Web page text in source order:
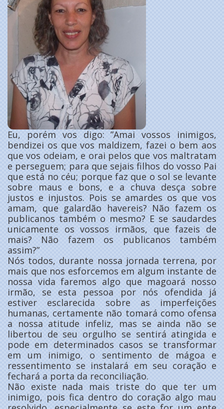
Eu, porém vos digo: ”Amai vossos inimigos,
bendizei os que vos maldizem, fazei o bem aos
que vos odeiam, e orai pelos que vos maltratam
e perseguem; para que sejais filhos do vosso Pai
que está no céu; porque faz que o sol se levante
sobre maus e bons, e a chuva desça sobre
justos e injustos. Pois se amardes os que vos
amam, que galardão havereis? Não fazem os
publicanos também o mesmo? E se saudardes
unicamente os vossos irmãos, que fazeis de
mais? Não fazem os publicanos também
assim?”
Nós todos, durante nossa jornada terrena, por
mais que nos esforcemos em algum instante de
nossa vida faremos algo que magoará nosso
irmão, se esta pessoa por nós ofendida já
estiver esclarecida sobre as imperfeições
humanas, certamente não tomará como ofensa
a nossa atitude infeliz, mas se ainda não se
libertou de seu orgulho se sentirá atingida e
pode em determinados casos se transformar
em um inimigo, o sentimento de mágoa e
ressentimento se instalará em seu coração e
fechará a porta da reconciliação.
Não existe nada mais triste do que ter um
inimigo, pois fica dentro do coração algo mau